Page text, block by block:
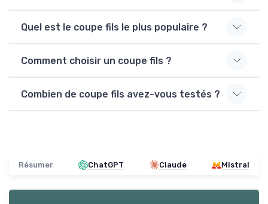
Quel est le coupe fils le plus populaire ?
Comment choisir un coupe fils ?
Combien de coupe fils avez-vous testés ?
Résumer ChatGPT Claude Mistral